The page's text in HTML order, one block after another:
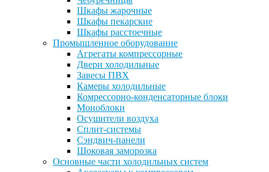
Шкафы жарочные
Шкафы пекарские
Шкафы расстоечные
Промышленное оборудование
Агрегаты компрессорные
Двери холодильные
Завесы ПВХ
Камеры холодильные
Комрессорно-конденсаторные блоки
Моноблоки
Осушители воздуха
Сплит-системы
Сэндвич-панели
Шоковая заморозка
Основные части холодильных систем